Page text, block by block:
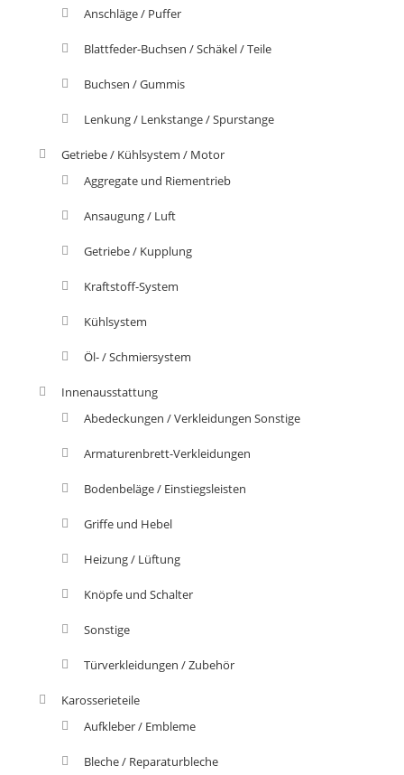
Anschläge / Puffer
Blattfeder-Buchsen / Schäkel / Teile
Buchsen / Gummis
Lenkung / Lenkstange / Spurstange
Getriebe / Kühlsystem / Motor
Aggregate und Riementrieb
Ansaugung / Luft
Getriebe / Kupplung
Kraftstoff-System
Kühlsystem
Öl- / Schmiersystem
Innenausstattung
Abedeckungen / Verkleidungen Sonstige
Armaturenbrett-Verkleidungen
Bodenbeläge / Einstiegsleisten
Griffe und Hebel
Heizung / Lüftung
Knöpfe und Schalter
Sonstige
Türverkleidungen / Zubehör
Karosserieteile
Aufkleber / Embleme
Bleche / Reparaturbleche